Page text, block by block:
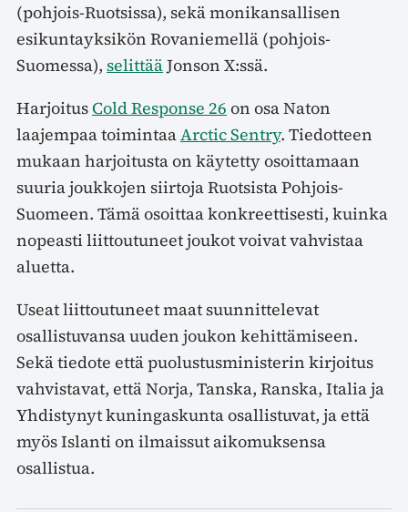
(pohjois-Ruotsissa), sekä monikansallisen
esikuntayksikön Rovaniemellä (pohjois-
Suomessa), selittääJonson X:ssä.
HarjoitusCold Response 26 on osa Naton
laajempaa toimintaaArctic Sentry. Tiedotteen
mukaan harjoitusta on käytetty osoittamaan
suuria joukkojen siirtoja Ruotsista Pohjois-
Suomeen. Tämä osoittaa konkreettisesti, kuinka
nopeasti liittoutuneet joukot voivat vahvistaa
aluetta.
Useat liittoutuneet maat suunnittelevat
osallistuvansa uuden joukon kehittämiseen.
Sekä tiedote että puolustusministerin kirjoitus
vahvistavat, että Norja, Tanska, Ranska, Italia ja
Yhdistynyt kuningaskunta osallistuvat, ja että
myös Islanti on ilmaissut aikomuksensa
osallistua.